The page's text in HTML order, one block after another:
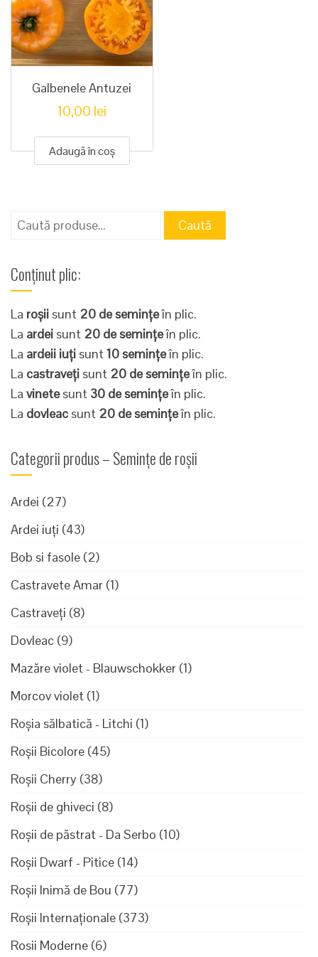
Galbenele Antuzei
10,00 lei
Adaugă în coș
Caută
Caută
Conținut plic:
La roșii sunt 20 de semințeîn plic.
La ardei sunt 20 de semințeîn plic.
La ardeii iuți sunt 10 semințeîn plic.
La castraveți sunt 20 de semințeîn plic.
La vinetesunt 30 de semințeîn plic.
La dovleac sunt 20 de semințeîn plic.
Categorii produs – Semințe de roșii
Ardei (27)
Ardei iuți (43)
Bob si fasole (2)
Castravete Amar (1)
Castraveți (8)
Dovleac (9)
Mazăre violet - Blauwschokker (1)
Morcov violet (1)
Roșia sălbatică - Litchi (1)
Roșii Bicolore (45)
Roșii Cherry (38)
Roșii de ghiveci (8)
Roșii de păstrat - Da Serbo (10)
Roșii Dwarf - Pitice (14)
Roșii Inimă de Bou (77)
Roșii Internaționale (373)
Rosii Moderne (6)